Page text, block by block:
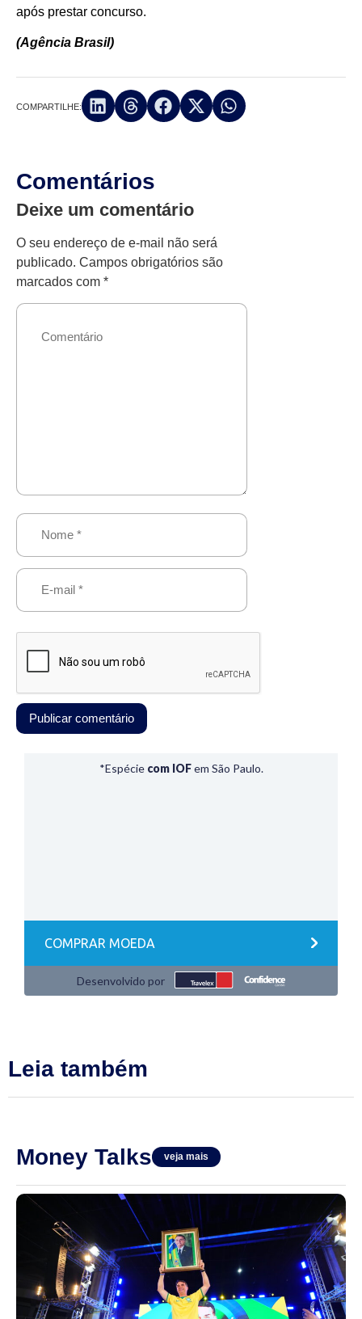
após prestar concurso.
(Agência Brasil)
COMPARTILHE:
Comentários
Deixe um comentário
O seu endereço de e-mail não será
publicado. Campos obrigatórios são
marcados com *
Leia também
Money Talks veja mais